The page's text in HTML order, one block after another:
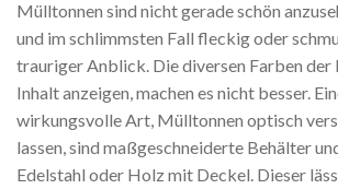
Mülltonnen sind nicht gerade schön
und im schlimmsten Fall fleckig oder
trauriger Anblick. Die diversen Farben der
Inhalt anzeigen, machen es nicht besser.
wirkungsvolle Art, Mülltonnen optisch
lassen, sind maßgeschneiderte Behälter
Edelstahl oder Holz mit Deckel. Dieser